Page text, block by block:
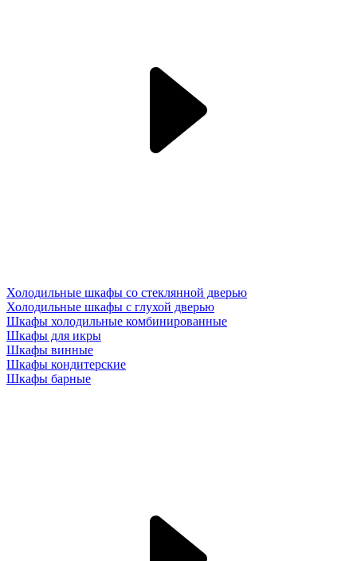
Холодильные шкафы со стеклянной дверью
Холодильные шкафы с глухой дверью
Шкафы холодильные комбинированные
Шкафы для икры
Шкафы винные
Шкафы кондитерские
Шкафы барные